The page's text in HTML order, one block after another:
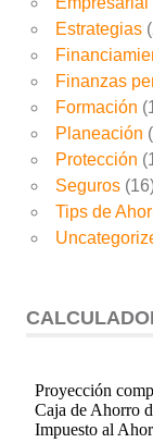
Estrategias
Finanzas
Formación
Planeación
Protección
Seguros
Tips de